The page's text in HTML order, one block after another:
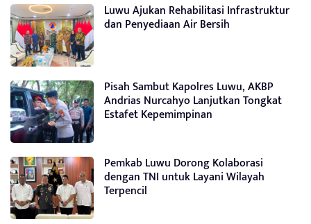
Luwu Ajukan Rehabilitasi Infrastruktur
dan Penyediaan Air Bersih
Pisah Sambut Kapolres Luwu, AKBP
Andrias Nurcahyo Lanjutkan Tongkat
Estafet Kepemimpinan
Pemkab Luwu Dorong Kolaborasi
dengan TNI untuk Layani Wilayah
Terpencil